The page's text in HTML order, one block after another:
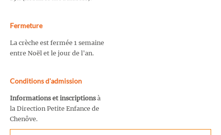
Fermeture
La crèche est fermée 1 semaine
entre Noël et le jour de l'an.
Conditions d'admission
Informations et inscriptionsà
la Direction Petite Enfance de
Chenôve.